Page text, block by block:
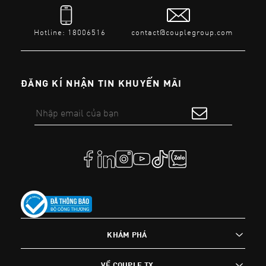
Hotline: 18006516 contact@couplegroup.com
ĐĂNG KÍ NHẬN TIN KHUYẾN MÃI
KHÁM PHÁ